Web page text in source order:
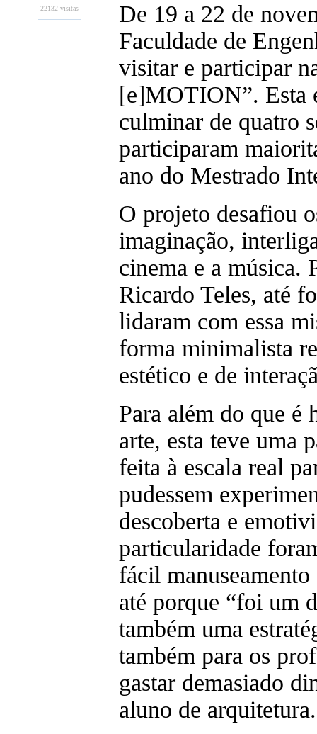
22132 visitas
De 19 a 22 de
Faculdade de
visitar e participar
[e]MOTION”. Esta
culminar de quatro
participaram
ano do Mestrado
O projeto desafiou
imaginação,
cinema e a música.
Ricardo Teles, até
lidaram com essa
forma minimalista
estético e de
Para além do que é
arte, esta teve uma
feita à escala real
pudessem
descoberta e
particularidade
fácil
até porque “foi um
também uma
também para os
gastar demasiado
aluno de arquitetura.